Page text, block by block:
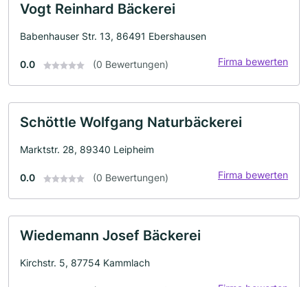
Vogt Reinhard Bäckerei
Babenhauser Str. 13, 86491 Ebershausen
0.0 (0 Bewertungen) Firma bewerten
Schöttle Wolfgang Naturbäckerei
Marktstr. 28, 89340 Leipheim
0.0 (0 Bewertungen) Firma bewerten
Wiedemann Josef Bäckerei
Kirchstr. 5, 87754 Kammlach